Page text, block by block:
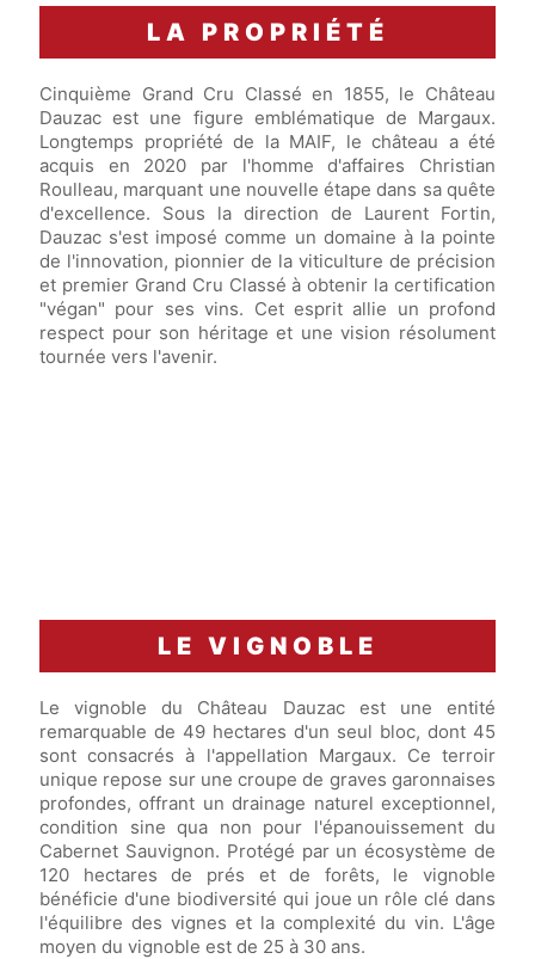
LA PROPRIÉTÉ
Cinquième Grand Cru Classé en 1855, le Château
Dauzac est une figure emblématique de Margaux.
Longtemps propriété de la MAIF, le château a été
acquis en 2020 par l'homme d'affaires Christian
Roulleau, marquant une nouvelle étape dans sa quête
d'excellence. Sous la direction de Laurent Fortin,
Dauzac s'est imposé comme un domaine à la pointe
de l'innovation, pionnier de la viticulture de précision
et premier Grand Cru Classé à obtenir la certification
"végan" pour ses vins. Cet esprit allie un profond
respect pour son héritage et une vision résolument
tournée vers l'avenir.
LE VIGNOBLE
Le vignoble du Château Dauzac est une entité
remarquable de 49 hectares d'un seul bloc, dont 45
sont consacrés à l'appellation Margaux. Ce terroir
unique repose sur une croupe de graves garonnaises
profondes, offrant un drainage naturel exceptionnel,
condition sine qua non pour l'épanouissement du
Cabernet Sauvignon. Protégé par un écosystème de
120 hectares de prés et de forêts, le vignoble
bénéficie d'une biodiversité qui joue un rôle clé dans
l'équilibre des vignes et la complexité du vin. L'âge
moyen du vignoble est de 25 à 30 ans.